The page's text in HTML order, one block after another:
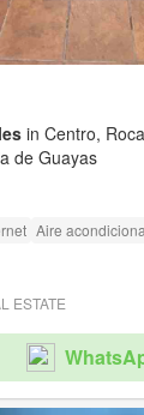
in Centro,
de Guayas
Aire
ESTATE